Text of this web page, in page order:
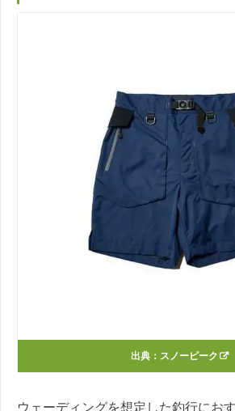
出典： スノーピーク
ウェーディングを想定した釣行にお